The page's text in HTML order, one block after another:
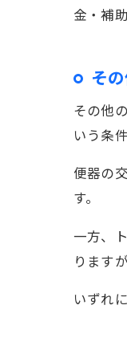
金・補
そ
その他
いう条
便器の
す。
一方、
ります
いずれ